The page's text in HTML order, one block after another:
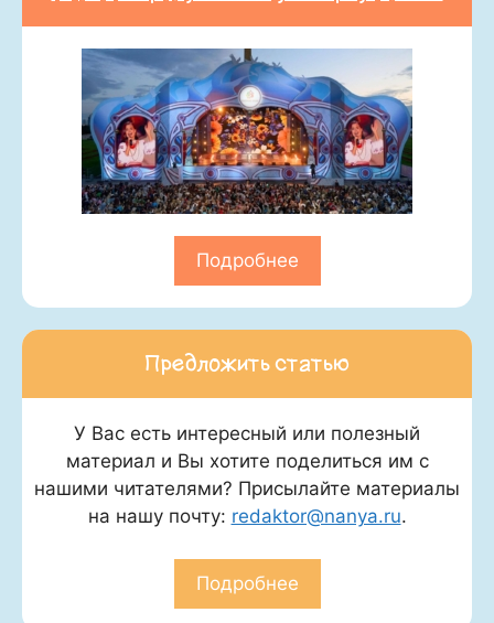
Подробнее
Предложить статью
У Вас есть интересный или полезный
материал и Вы хотите поделиться им с
нашими читателями? Присылайте материалы
на нашу почту: redaktor@nanya.ru.
Подробнее